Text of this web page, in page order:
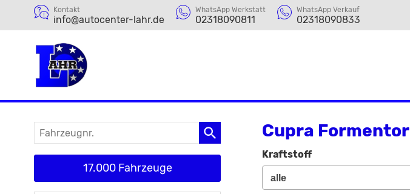
Kontakt
info@autocenter-lahr.de
WhatsApp Werkstatt
02318090811
WhatsApp Verkauf
02318090833
Cupra Formentor
Kraftstoff
Fahrzeugnr.
17.000 Fahrzeuge